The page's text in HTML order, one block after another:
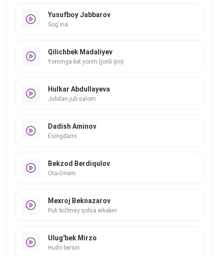
Yusufboy Jabbarov
Sog'ina
Qilichbek Madaliyev
Yonimga kel yorim (jonli ijro)
Hulkar Abdullayeva
Jubdan jub salom
Dadish Aminov
Esingdami
Bekzod Berdiqulov
Ota-Onam
Mexroj Beknazarov
Puli bo'lmay qolsa erkakni
Ulug'bek Mirzo
Hudo bersin